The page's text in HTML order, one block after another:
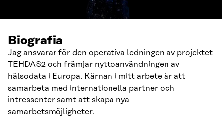
Biografia
Jag ansvarar för den operativa ledningen av projektet
TEHDAS2 och främjar nyttoanvändningen av
hälsodata i Europa. Kärnan i mitt arbete är att
samarbeta med internationella partner och
intressenter samt att skapa nya
samarbetsmöjligheter.